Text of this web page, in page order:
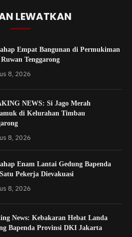
LEWATKAN
Empat Bangunan di Permukiman
Tenggarong
8, 2026
NEWS: Si Jago Merah
di Kelurahan Timbau
8, 2026
Enam Lantai Gedung Bapenda
Pekerja Dievakuasi
8, 2026
News: Kebakaran Hebat Landa
Bapenda Provinsi DKI Jakarta